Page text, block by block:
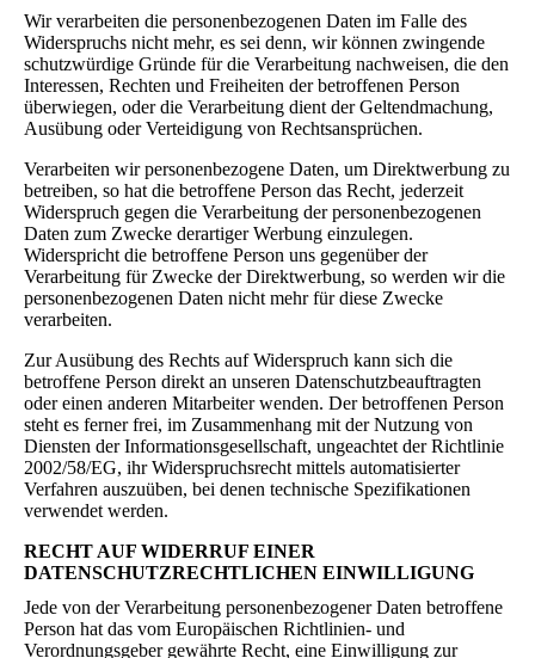
Wir verarbeiten die personenbezogenen Daten im Falle des
Widerspruchs nicht mehr, es sei denn, wir können zwingende
schutzwürdige Gründe für die Verarbeitung nachweisen, die den
Interessen, Rechten und Freiheiten der betroffenen Person
überwiegen, oder die Verarbeitung dient der Geltendmachung,
Ausübung oder Verteidigung von Rechtsansprüchen.
Verarbeiten wir personenbezogene Daten, um Direktwerbung zu
betreiben, so hat die betroffene Person das Recht, jederzeit
Widerspruch gegen die Verarbeitung der personenbezogenen
Daten zum Zwecke derartiger Werbung einzulegen.
Widerspricht die betroffene Person uns gegenüber der
Verarbeitung für Zwecke der Direktwerbung, so werden wir die
personenbezogenen Daten nicht mehr für diese Zwecke
verarbeiten.
Zur Ausübung des Rechts auf Widerspruch kann sich die
betroffene Person direkt an unseren Datenschutzbeauftragten
oder einen anderen Mitarbeiter wenden. Der betroffenen Person
steht es ferner frei, im Zusammenhang mit der Nutzung von
Diensten der Informationsgesellschaft, ungeachtet der Richtlinie
2002/58/EG, ihr Widerspruchsrecht mittels automatisierter
Verfahren auszuüben, bei denen technische Spezifikationen
verwendet werden.
RECHT AUF WIDERRUF EINER
DATENSCHUTZRECHTLICHEN EINWILLIGUNG
Jede von der Verarbeitung personenbezogener Daten betroffene
Person hat das vom Europäischen Richtlinien- und
Verordnungsgeber gewährte Recht, eine Einwilligung zur